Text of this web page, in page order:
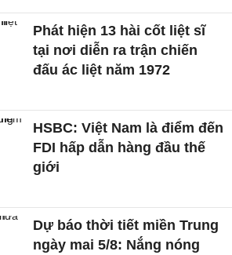
Phát hiện 13 hài cốt liệt sĩ
tại nơi diễn ra trận chiến
đấu ác liệt năm 1972
HSBC: Việt Nam là điểm đến
FDI hấp dẫn hàng đầu thế
giới
Dự báo thời tiết miền Trung
ngày mai 5/8: Nắng nóng